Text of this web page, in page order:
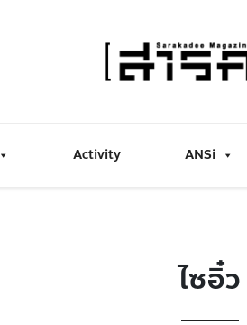
Activity ANSi
ไซอิ๋ว